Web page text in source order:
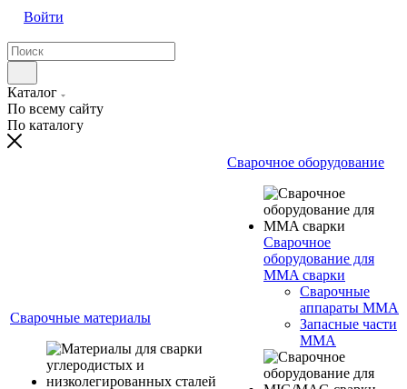
Войти
Каталог
По всему сайту
По каталогу
Сварочные материалы
Сварочное оборудование
Сварочное
оборудование для
MMA сварки
Сварочные
аппараты MMA
Запасные части
MMA